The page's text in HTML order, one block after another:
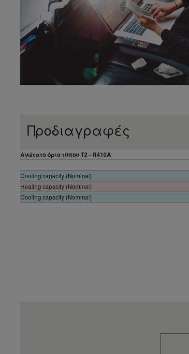
Προδιαγραφές
Ανώτατο όριο τύπου T2 - R410A
Cooling capacity (Nominal)
Heating capacity (Nominal)
Cooling capacity (Nominal)